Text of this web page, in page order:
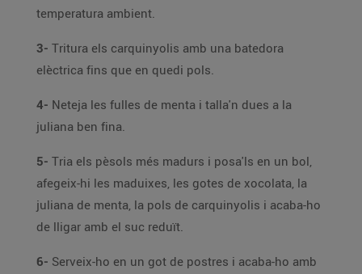
temperatura ambient.
3- Tritura els carquinyolis amb una batedora
elèctrica fins que en quedi pols.
4- Neteja les fulles de menta i talla'n dues a la
juliana ben fina.
5- Tria els pèsols més madurs i posa'ls en un bol,
afegeix-hi les maduixes, les gotes de xocolata, la
juliana de menta, la pols de carquinyolis i acaba-ho
de lligar amb el suc reduït.
6- Serveix-ho en un got de postres i acaba-ho amb